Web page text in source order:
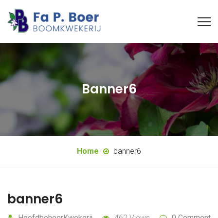
Banner6
Home banner6
banner6